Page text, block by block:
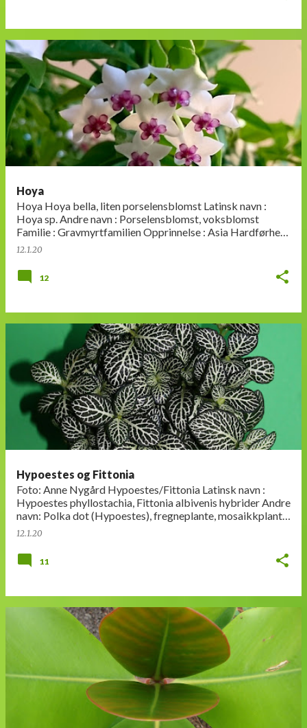
Hoya
Hoya Hoya bella, liten porselensblomst Latinsk navn :
Hoya sp. Andre navn : Porselensblomst, voksblomst
Familie : Gravmyrtfamilien Opprinnelse : Asia Hardførhet :
Ikke under 15 grad…
12.1.20
12
Hypoestes og Fittonia
Foto: Anne Nygård Hypoestes/Fittonia Latinsk navn :
Hypoestes phyllostachia, Fittonia albivenis hybrider Andre
navn: Polka dot (Hypoestes), fregneplante, mosaikkplante
12.1.20
11